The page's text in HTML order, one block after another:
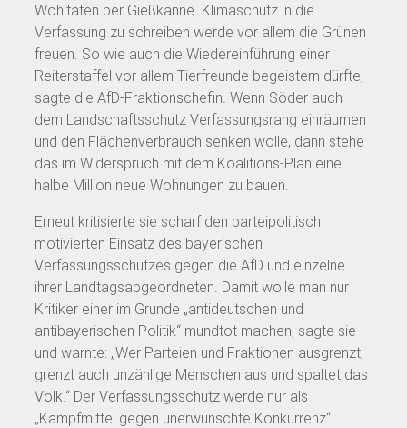
Wohltaten per Gießkanne. Klimaschutz in die
Verfassung zu schreiben werde vor allem die Grünen
freuen. So wie auch die Wiedereinführung einer
Reiterstaffel vor allem Tierfreunde begeistern dürfte,
sagte die AfD-Fraktionschefin. Wenn Söder auch
dem Landschaftsschutz Verfassungsrang einräumen
und den Flächenverbrauch senken wolle, dann stehe
das im Widerspruch mit dem Koalitions-Plan eine
halbe Million neue Wohnungen zu bauen.
Erneut kritisierte sie scharf den parteipolitisch
motivierten Einsatz des bayerischen
Verfassungsschutzes gegen die AfD und einzelne
ihrer Landtagsabgeordneten. Damit wolle man nur
Kritiker einer im Grunde „antideutschen und
antibayerischen Politik“ mundtot machen, sagte sie
und warnte: „Wer Parteien und Fraktionen ausgrenzt,
grenzt auch unzählige Menschen aus und spaltet das
Volk.“ Der Verfassungsschutz werde nur als
„Kampfmittel gegen unerwünschte Konkurrenz“